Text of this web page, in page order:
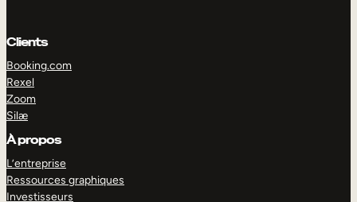
Clients
Booking.com
Rexel
Zoom
Silæ
À propos
L’entreprise
Ressources graphiques
Investisseurs